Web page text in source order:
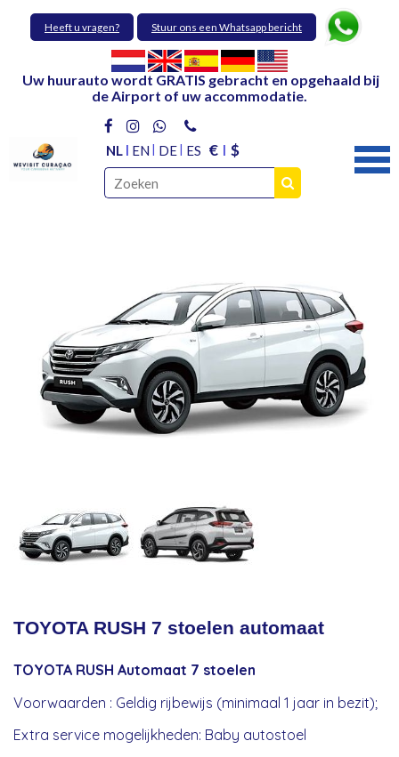
Heeft u vragen? Stuur ons een Whatsapp bericht
Uw huurauto wordt GRATIS gebracht en opgehaald bij
de Airport of uw accommodatie.
NL EN DE ES € $
TOYOTA RUSH 7 stoelen automaat
TOYOTA RUSH Automaat 7 stoelen​
Voorwaarden : Geldig rijbewijs (minimaal 1 jaar in bezit);
Extra service mogelijkheden: Baby autostoel